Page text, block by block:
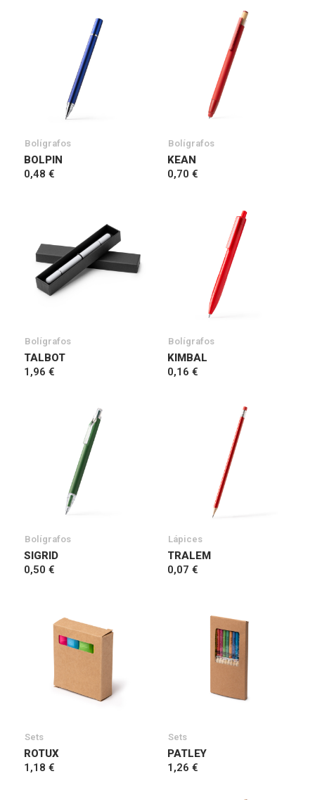
Bolígrafos
BOLPIN
0,48 €
Bolígrafos
KEAN
0,70 €
Bolígrafos
TALBOT
1,96 €
Bolígrafos
KIMBAL
0,16 €
Bolígrafos
SIGRID
0,50 €
Lápices
TRALEM
0,07 €
Sets
ROTUX
1,18 €
Sets
PATLEY
1,26 €